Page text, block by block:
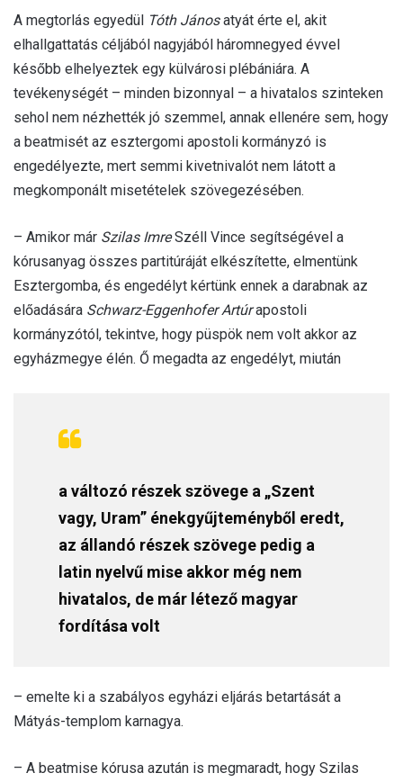
A megtorlás egyedül Tóth Jánosatyát érte el, akit
elhallgattatás céljából nagyjából háromnegyed évvel
később elhelyeztek egy külvárosi plébániára. A
tevékenységét – minden bizonnyal – a hivatalos szinteken
sehol nem nézhették jó szemmel, annak ellenére sem, hogy
a beatmisét az esztergomi apostoli kormányzó is
engedélyezte, mert semmi kivetnivalót nem látott a
megkomponált misetételek szövegezésében.
– Amikor már Szilas ImreSzéll Vince segítségével a
kórusanyag összes partitúráját elkészítette, elmentünk
Esztergomba, és engedélyt kértünk ennek a darabnak az
előadására Schwarz-Eggenhofer Artúrapostoli
kormányzótól, tekintve, hogy püspök nem volt akkor az
egyházmegye élén. Ő megadta az engedélyt, miután
a változó részek szövege a „Szent
vagy, Uram” énekgyűjteményből eredt,
az állandó részek szövege pedig a
latin nyelvű mise akkor még nem
hivatalos, de már létező magyar
fordítása volt
– emelte ki a szabályos egyházi eljárás betartását a
Mátyás-templom karnagya.
– A beatmise kórusa azután is megmaradt, hogy Szilas